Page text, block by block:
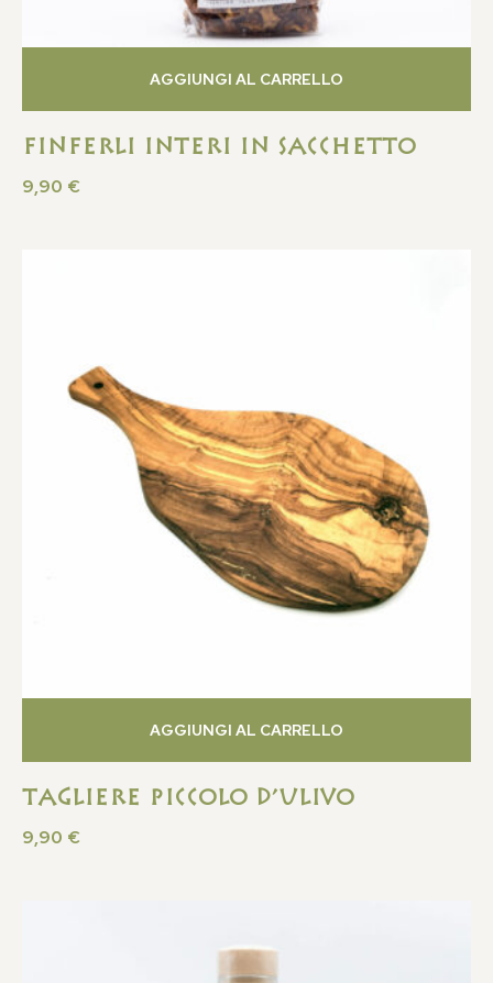
FINFERLI INTERI IN SACCHETTO
9,90 €
AGGIUNGI AL CARRELLO
TAGLIERE PICCOLO D’ULIVO
9,90 €
AGGIUNGI AL CARRELLO